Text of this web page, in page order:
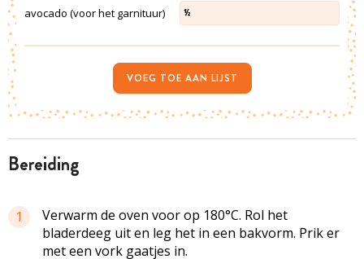
bereiding
1
Verwarm de oven voor op 180°C. Rol het
bladerdeeg uit en leg het in een bakvorm. Prik er
met een vork gaatjes in.
avocado (voor het garnituur) ½
VOEG TOE AAN LIJST